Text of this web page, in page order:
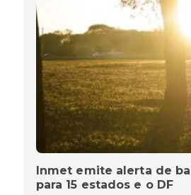
Inmet emite alerta de
para 15 estados e o DF